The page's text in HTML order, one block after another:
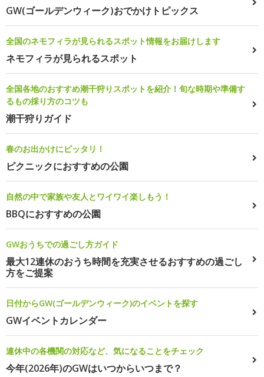
GW(ゴールデンウィーク)おでかけトピックス
全国のネモフィラが見られるスポット情報をお届けします
ネモフィラが見られるスポット
全国各地のおすすめ潮干狩りスポットを紹介！旬な時期や準備す
るもの採り方のコツも
潮干狩りガイド
春のお出かけにピッタリ！
ピクニックにおすすめの公園
自然の中で家族や友人とワイワイ楽しもう！
BBQにおすすめの公園
GWおうちでの過ごし方ガイド
最大12連休のおうち時間を充実させるおすすめの過ごし
方をご提案
日付からGW(ゴールデンウィーク)のイベントを探す
GWイベントカレンダー
連休中の各機関の対応など、気になることをチェック
今年(2026年)のGWはいつからいつまで？